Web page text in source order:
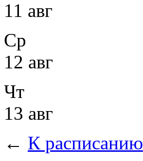
11 авг
Ср
12 авг
Чт
13 авг
← К расписанию